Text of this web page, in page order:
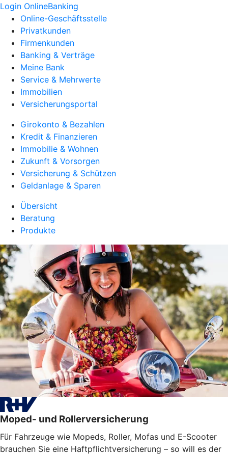
Login OnlineBanking
Online-Geschäftsstelle
Privatkunden
Firmenkunden
Banking & Verträge
Meine Bank
Service & Mehrwerte
Immobilien
Versicherungsportal
Girokonto & Bezahlen
Kredit & Finanzieren
Immobilie & Wohnen
Zukunft & Vorsorgen
Versicherung & Schützen
Geldanlage & Sparen
Übersicht
Beratung
Produkte
Moped- und Rollerversicherung
Für Fahrzeuge wie Mopeds, Roller, Mofas und E-Scooter
brauchen Sie eine Haftpflichtversicherung – so will es der